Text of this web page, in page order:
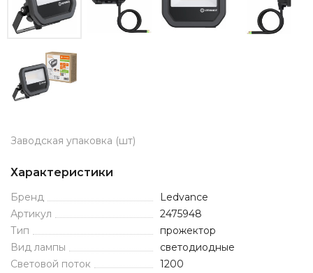
Заводская упаковка (шт)
Характеристики
Бренд
Ledvance
Артикул
2475948
Тип
прожектор
Вид лампы
светодиодные
Световой поток
1200